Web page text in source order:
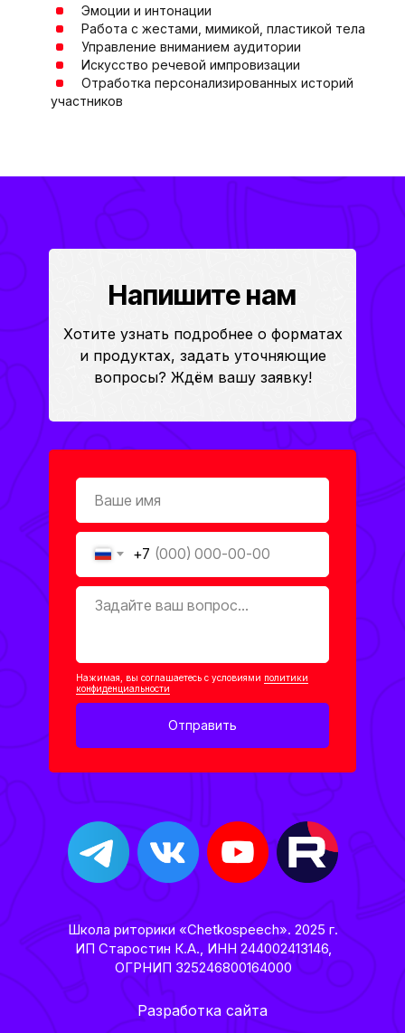
@
Эмоции и интонации
@
Работа с жестами, мимикой, пластикой тела
@
Управление вниманием аудитории
@
Искусство речевой импровизации
@
Отработка персонализированных историй
участников
Напишите нам
Хотите узнать подробнее о форматах
и продуктах, задать уточняющие
вопросы? Ждём вашу заявку!
+7
Нажимая, вы соглашаетесь с условиями политики
конфиденциальности
Отправить
Разработка сайта
Школа риторики «Chetkospeech». 2025 г.
ИП Старостин К.А., ИНН 244002413146,
ОГРНИП 325246800164000